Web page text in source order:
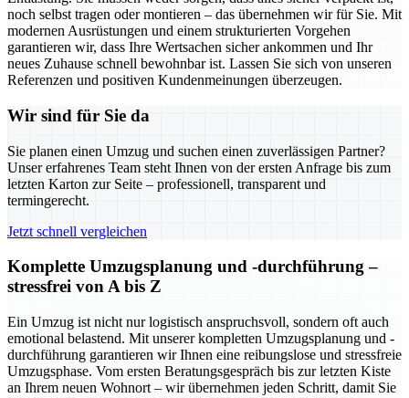
noch selbst tragen oder montieren – das übernehmen wir für Sie. Mit
modernen Ausrüstungen und einem strukturierten Vorgehen
garantieren wir, dass Ihre Wertsachen sicher ankommen und Ihr
neues Zuhause schnell bewohnbar ist. Lassen Sie sich von unseren
Referenzen und positiven Kundenmeinungen überzeugen.
Wir sind für Sie da
Sie planen einen Umzug und suchen einen zuverlässigen Partner?
Unser erfahrenes Team steht Ihnen von der ersten Anfrage bis zum
letzten Karton zur Seite – professionell, transparent und
termingerecht.
Jetzt schnell vergleichen
Komplette Umzugsplanung und -durchführung –
stressfrei von A bis Z
Ein Umzug ist nicht nur logistisch anspruchsvoll, sondern oft auch
emotional belastend. Mit unserer kompletten Umzugsplanung und -
durchführung garantieren wir Ihnen eine reibungslose und stressfreie
Umzugsphase. Vom ersten Beratungsgespräch bis zur letzten Kiste
an Ihrem neuen Wohnort – wir übernehmen jeden Schritt, damit Sie